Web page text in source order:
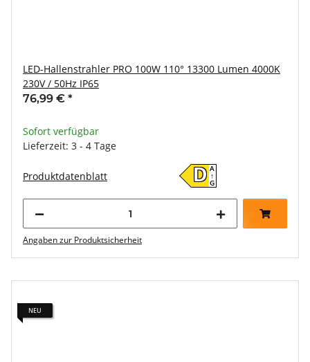
LED-Hallenstrahler PRO 100W 110° 13300 Lumen 4000K
230V / 50Hz IP65
76,99 € *
Sofort verfügbar
Lieferzeit: 3 - 4 Tage
Produktdatenblatt D A
↑
G
Angaben zur Produktsicherheit
NEU